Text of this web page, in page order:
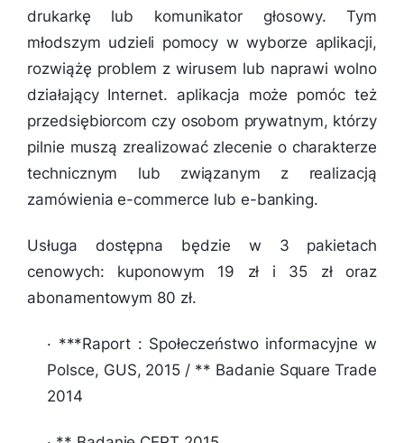
drukarkę lub komunikator głosowy. Tym
młodszym udzieli pomocy w wyborze aplikacji,
rozwiążę problem z wirusem lub naprawi wolno
działający Internet. aplikacja może pomóc też
przedsiębiorcom czy osobom prywatnym, którzy
pilnie muszą zrealizować zlecenie o charakterze
technicznym lub związanym z realizacją
zamówienia e-commerce lub e-banking.
Usługa dostępna będzie w 3 pakietach
cenowych: kuponowym 19 zł i 35 zł oraz
abonamentowym 80 zł.
· ***Raport : Społeczeństwo informacyjne w
Polsce, GUS, 2015 / ** Badanie Square Trade
2014